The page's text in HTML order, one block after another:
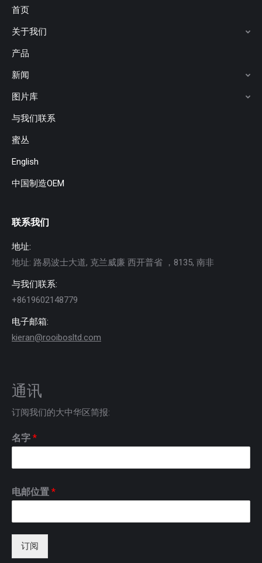
首页
关于我们
产品
新闻
图片库
与我们联系
蜜丛
English
中国制造OEM
联系我们
地址:
地址: 路易波士大道, 克兰威廉 西开普省 ，8135, 南非
与我们联系:
+8619602148779
电子邮箱:
kieran@rooibosltd.com
通讯
订阅我们的大中华区简报:
名字 *
电邮位置 *
订阅